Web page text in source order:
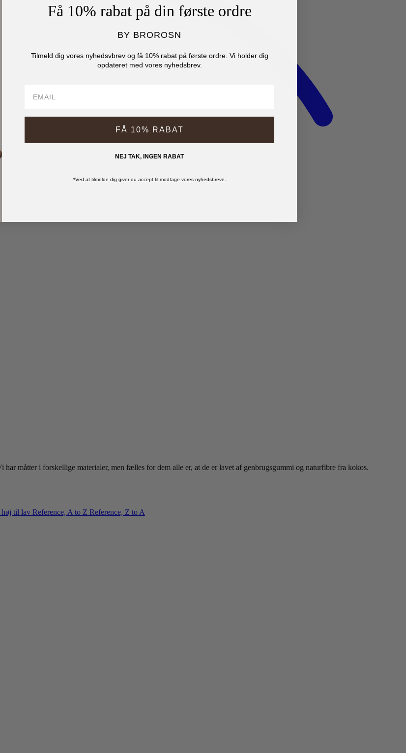
måtter i forskellige materialer, men fælles for dem alle er, at de er lavet af genbrugsgummi og naturfibre fra kokos.
høj til lav Reference, A to Z Reference, Z to A
Få 10% rabat på din første ordre
BY BROROSN
Tilmeld dig vores nyhedsvbrev og få 10% rabat på første ordre. Vi holder dig
opdateret med vores nyhedsbrev.
FÅ 10% RABAT
NEJ TAK, INGEN RABAT
*Ved at tilmelde dig giver du accept til modtage vores nyhedsbreve.